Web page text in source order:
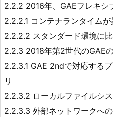
2.2.2 2016年、GAEフレキシ
2.2.2.1 コンテナランタイムが
2.2.2.2 スタンダード環境に
2.2.3 2018年第2世代のGAE
2.2.3.1 GAE 2ndで対応する
リ
2.2.3.2 ローカルファイルシ
2.2.3.3 外部ネットワークへ